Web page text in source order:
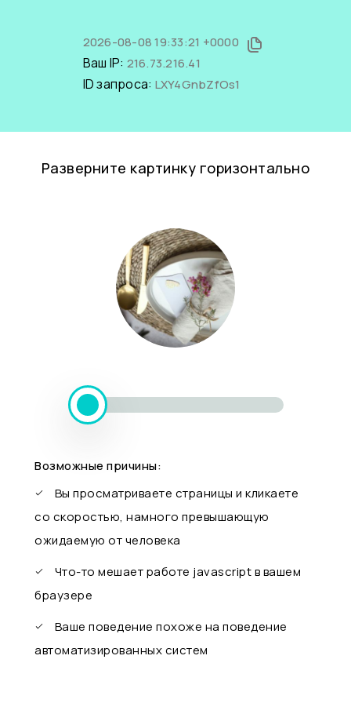
2026-08-08 19:33:21 +0000
Ваш IP: 216.73.216.41
ID запроса: LXY4GnbZfOs1
Разверните картинку горизонтально
Возможные причины:
Вы просматриваете страницы и кликаете
со скоростью, намного превышающую
ожидаемую от человека
Что-то мешает работе javascript в вашем
браузере
Ваше поведение похоже на поведение
автоматизированных систем